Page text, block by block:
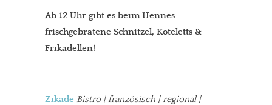
Ab 12 Uhr gibt es beim Hennes
frischgebratene Schnitzel, Koteletts &
Frikadellen!
Zikade Bistro | französisch | regional |